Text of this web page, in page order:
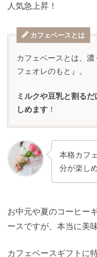
人気急上昇！
カフェベースとは
カフェベースとは、
フェオレのもと』。
ミルクや豆乳と割る
しめます ！
本格カフ
分が楽し
お中元や夏のコーヒー
ースですが、本当に美
カフェベースギフトに